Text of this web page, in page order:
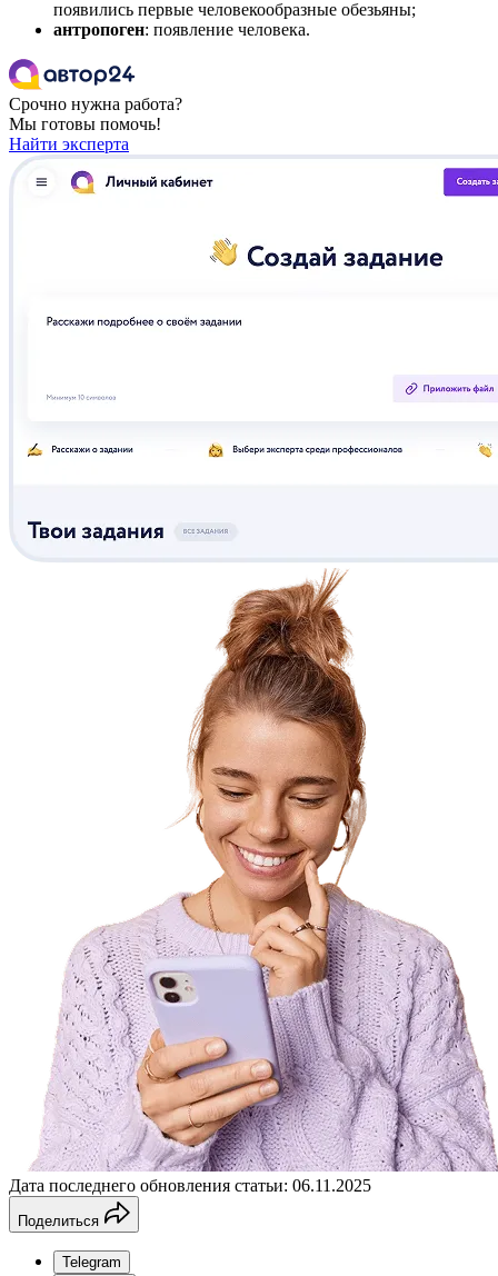
появились первые человекообразные обезьяны;
антропоген: появление человека.
Срочно нужна работа?
Мы готовы помочь!
Найти эксперта
Дата последнего обновления статьи: 06.11.2025
Поделиться
Telegram